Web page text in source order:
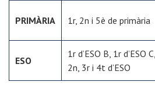
PRIMÀRIA 1r, 2n i 5è de primària
ESO
1r d’ESO B, 1r d’ESO C,
2n, 3r i 4t d’ESO